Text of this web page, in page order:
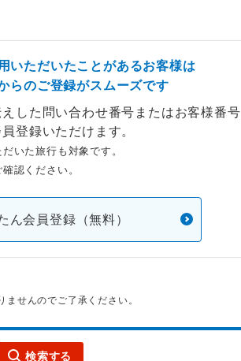
いただいたことがあるお客様は
らのご登録がスムーズです
した問い合わせ番号またはお客様番号
登録いただけます。
いた旅行も対象です。
認ください。
ん会員登録（無料）
せんのでご了承ください。
検索する